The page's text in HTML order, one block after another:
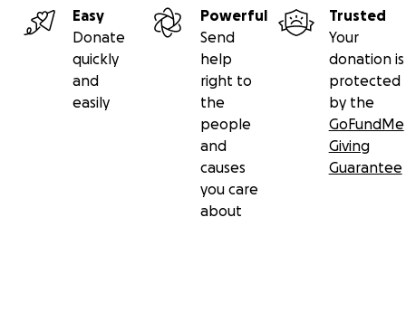
Easy
Donate
quickly
and
easily
Powerful
Send
help
right to
the
people
and
causes
you care
about
Trusted
Your
donation is
protected
by the
GoFundMe
Giving
Guarantee